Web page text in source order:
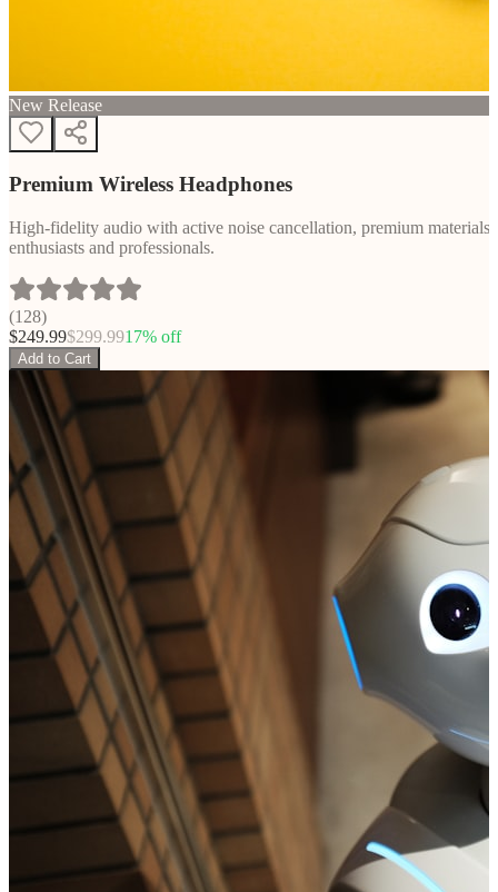
New Release
Premium Wireless Headphones
High-fidelity audio with active noise cancellation, premium
enthusiasts and professionals.
(128)
$249.99$299.9917% off
Add to Cart